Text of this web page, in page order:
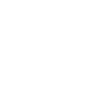
けます。幅広くパン